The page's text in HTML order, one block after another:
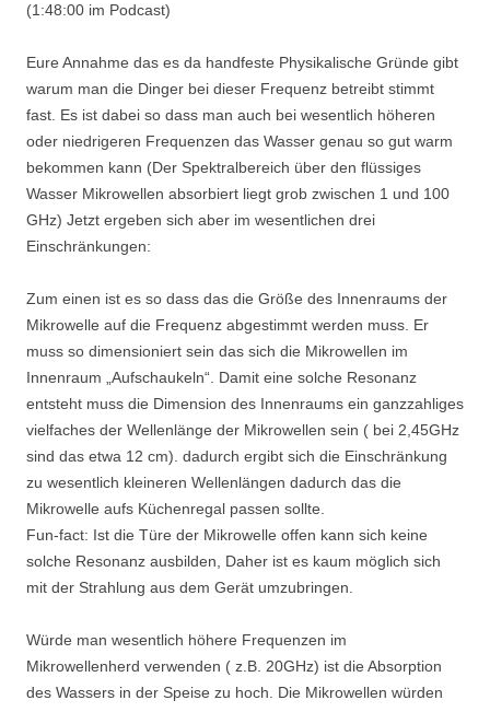
(1:48:00 im Podcast)
Eure Annahme das es da handfeste Physikalische Gründe gibt
warum man die Dinger bei dieser Frequenz betreibt stimmt
fast. Es ist dabei so dass man auch bei wesentlich höheren
oder niedrigeren Frequenzen das Wasser genau so gut warm
bekommen kann (Der Spektralbereich über den flüssiges
Wasser Mikrowellen absorbiert liegt grob zwischen 1 und 100
GHz) Jetzt ergeben sich aber im wesentlichen drei
Einschränkungen:
Zum einen ist es so dass das die Größe des Innenraums der
Mikrowelle auf die Frequenz abgestimmt werden muss. Er
muss so dimensioniert sein das sich die Mikrowellen im
Innenraum „Aufschaukeln“. Damit eine solche Resonanz
entsteht muss die Dimension des Innenraums ein ganzzahliges
vielfaches der Wellenlänge der Mikrowellen sein ( bei 2,45GHz
sind das etwa 12 cm). dadurch ergibt sich die Einschränkung
zu wesentlich kleineren Wellenlängen dadurch das die
Mikrowelle aufs Küchenregal passen sollte.
Fun-fact: Ist die Türe der Mikrowelle offen kann sich keine
solche Resonanz ausbilden, Daher ist es kaum möglich sich
mit der Strahlung aus dem Gerät umzubringen.
Würde man wesentlich höhere Frequenzen im
Mikrowellenherd verwenden ( z.B. 20GHz) ist die Absorption
des Wassers in der Speise zu hoch. Die Mikrowellen würden